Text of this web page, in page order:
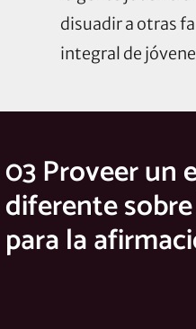
disuadir a otras
integral de
03 Proveer un
diferente
para la